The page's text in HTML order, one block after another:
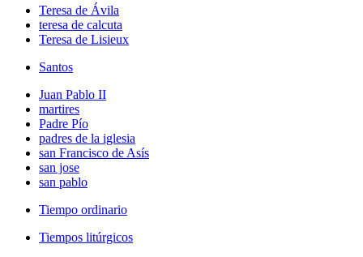
Teresa de Ávila
teresa de calcuta
Teresa de Lisieux
Santos
Juan Pablo II
martires
Padre Pío
padres de la iglesia
san Francisco de Asís
san jose
san pablo
Tiempo ordinario
Tiempos litúrgicos